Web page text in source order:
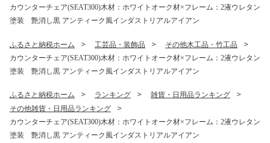
カウンターチェア(SEAT300)木材：ホワイトオーク材×フレーム：2液ウレタン
塗装 艶消し黒 アンティーク風インダストリアルアイアン
ふるさと納税ホーム 工芸品・装飾品
その他木工品・竹工品
カウンターチェア(SEAT300)木材：ホワイトオーク材×フレーム：2液ウレタン
塗装 艶消し黒 アンティーク風インダストリアルアイアン
ふるさと納税ホーム ランキング
雑貨・日用品ランキング
その他雑貨・日用品ランキング
カウンターチェア(SEAT300)木材：ホワイトオーク材×フレーム：2液ウレタン
塗装 艶消し黒 アンティーク風インダストリアルアイアン